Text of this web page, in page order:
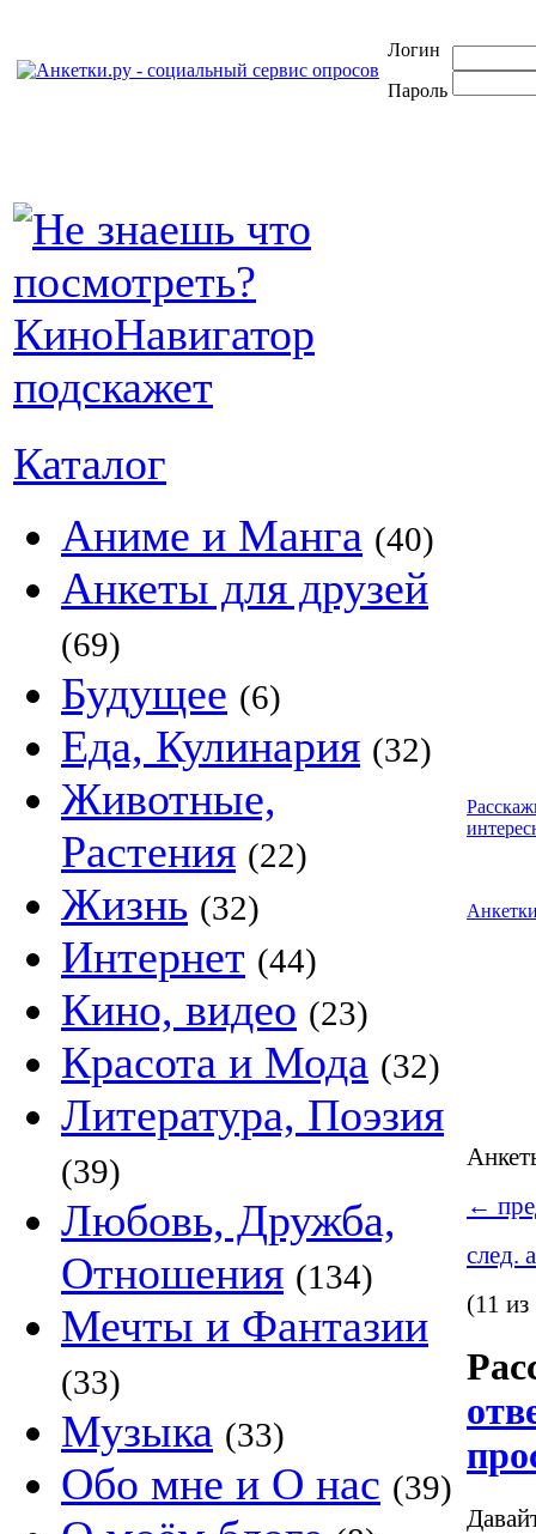
Логин
Пароль
Каталог
Аниме и Манга (40)
Анкеты для друзей
(69)
Будущее (6)
Еда, Кулинария (32)
Животные,
Растения (22)
Жизнь (32)
Интернет (44)
Кино, видео (23)
Красота и Мода (32)
Литература, Поэзия
(39)
Любовь, Дружба,
Отношения (134)
Мечты и Фантазии
(33)
Музыка (33)
Обо мне и О нас (39)
←
след.
(11